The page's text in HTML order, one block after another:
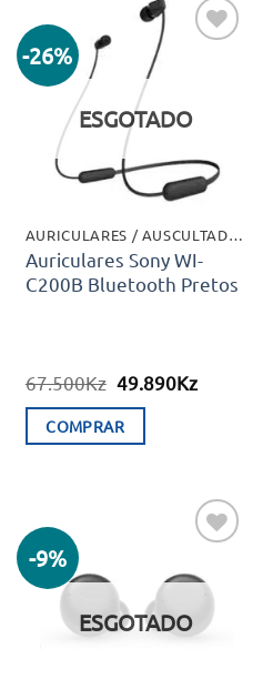
-26%
ESGOTADO
AURICULARES / AUSCULTADORES
Auriculares Sony WI-
C200B Bluetooth Pretos
67.500Kz O
original
era:
49.890KzO
COMPRAR
-9%
aos meus
ESGOTADO